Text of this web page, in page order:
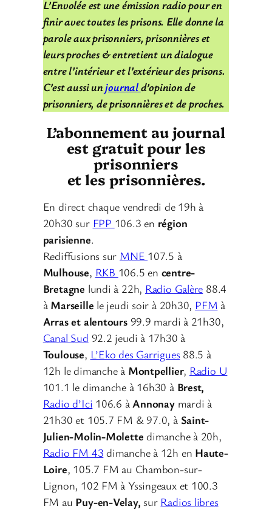
L’Envolée est une émission radio pour en
finir avec toutes les prisons. Elle donne la
parole aux prisonniers, prisonnières et
leurs proches & entretient un dialogue
entre l’intérieur et l’extérieur des prisons.
C’est aussi unjournald’opinion de
prisonniers, de prisonnières et de proches.
L’abonnement au journal
est gratuit pour les
prisonniers
et les prisonnières.
En direct chaque vendredi de 19h à
20h30 sur FPP 106.3 en région
parisienne.
Rediffusions sur MNE 107.5 à
Mulhouse, RKB 106.5 en centre-
Bretagne lundi à 22h, Radio Galère 88.4
à Marseille le jeudi soir à 20h30, PFM à
Arras et alentours99.9 mardi à 21h30,
Canal Sud 92.2 jeudi à 17h30 à
Toulouse, L’Eko des Garrigues88.5 à
12h le dimanche à Montpellier, Radio U
101.1 le dimanche à 16h30 à Brest,
Radio d’Ici 106.6 à Annonay mardi à
21h30 et 105.7 FM & 97.0, à Saint-
Julien-Molin-Molette dimanche à 20h,
Radio FM 43 dimanche à 12h en Haute-
Loire, 105.7 FM au Chambon-sur-
Lignon, 102 FM à Yssingeaux et 100.3
FM au Puy-en-Velay, sur Radios libres